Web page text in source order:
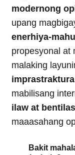
modernong
upang
enerhiya-
propesyonal at
malaking
imprastraktura
mabilisang
ilaw at
maaasahang
Bakit